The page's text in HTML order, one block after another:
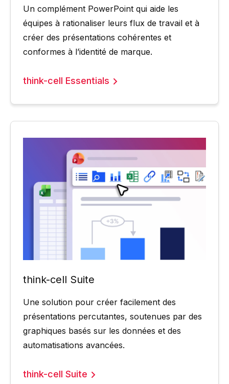
Un complément PowerPoint qui aide les
équipes à rationaliser leurs flux de travail et à
créer des présentations cohérentes et
conformes à l’identité de marque.
think-cell Essentials
think-cell Suite
Une solution pour créer facilement des
présentations percutantes, soutenues par des
graphiques basés sur les données et des
automatisations avancées.
think-cell Suite